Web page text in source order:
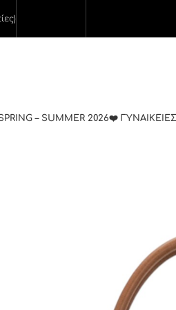
– SUMMER 2026❤️